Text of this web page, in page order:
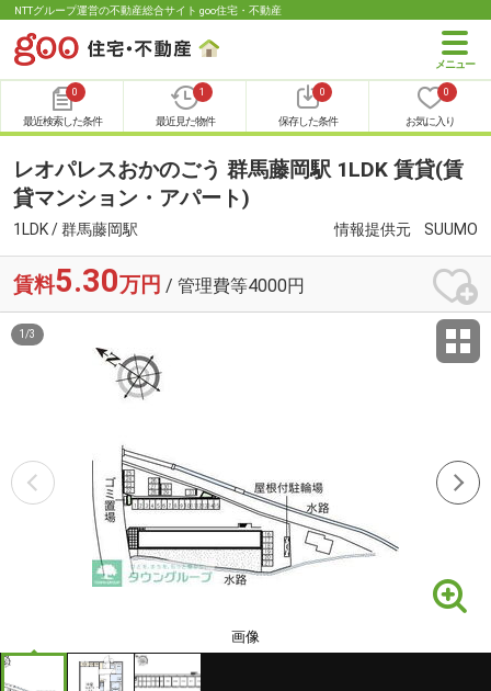
NTTグループ運営の不動産総合サイト goo住宅・不動産
0
最近検索した条件
1
最近見た物件
0
保存した条件
0
お気に入り
レオパレスおかのごう 群馬藤岡駅 1LDK 賃貸(賃
貸マンション・アパート)
1LDK / 群馬藤岡駅 情報提供元 SUUMO
賃料5.30万円 / 管理費等4000円
画像
1 /3